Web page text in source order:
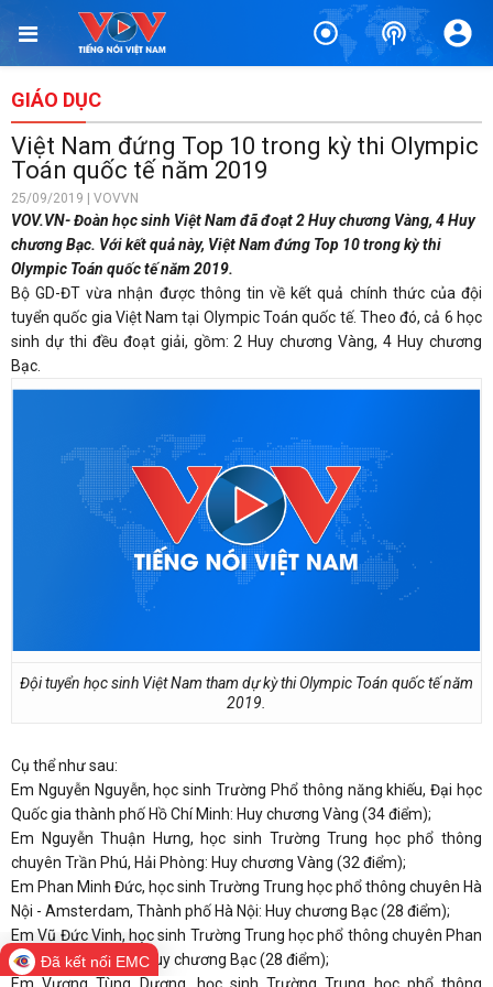
GIÁO DỤC
Việt Nam đứng Top 10 trong kỳ thi Olympic
Toán quốc tế năm 2019
25/09/2019 | VOVVN
VOV.VN- Đoàn học sinh Việt Nam đã đoạt 2 Huy chương Vàng, 4 Huy
chương Bạc. Với kết quả này, Việt Nam đứng Top 10 trong kỳ thi
Olympic Toán quốc tế năm 2019.
Bộ GD-ĐT vừa nhận được thông tin về kết quả chính thức của đội
tuyển quốc gia Việt Nam tại Olympic Toán quốc tế. Theo đó, cả 6 học
sinh dự thi đều đoạt giải, gồm: 2 Huy chương Vàng, 4 Huy chương
Bạc.
Đội tuyển học sinh Việt Nam tham dự kỳ thi Olympic Toán quốc tế năm
2019.
Cụ thể như sau:
Em Nguyễn Nguyễn, học sinh Trường Phổ thông năng khiếu, Đại học
Quốc gia thành phố Hồ Chí Minh: Huy chương Vàng (34 điểm);
Em Nguyễn Thuận Hưng, học sinh Trường Trung học phổ thông
chuyên Trần Phú, Hải Phòng: Huy chương Vàng (32 điểm);
Em Phan Minh Đức, học sinh Trường Trung học phổ thông chuyên Hà
Nội - Amsterdam, Thành phố Hà Nội: Huy chương Bạc (28 điểm);
Em Vũ Đức Vinh, học sinh Trường Trung học phổ thông chuyên Phan
Bội Châu, Nghệ An: Huy chương Bạc (28 điểm);
Đã kết nối EMC